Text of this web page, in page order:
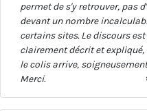
permet de s'y retrouver, pas
devant un nombre
certains sites. Le discours
clairement décrit et
le colis arrive,
Merci.